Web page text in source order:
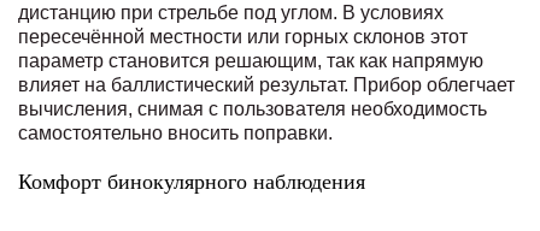
дистанцию при стрельбе под углом. В условиях
пересечённой местности или горных склонов этот
параметр становится решающим, так как напрямую
влияет на баллистический результат. Прибор облегчает
вычисления, снимая с пользователя необходимость
самостоятельно вносить поправки.
Комфорт бинокулярного наблюдения